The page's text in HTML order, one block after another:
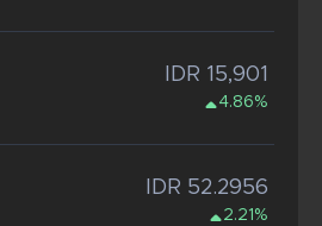
IDR 15,901
4.86%
IDR 52.2956
2.21%